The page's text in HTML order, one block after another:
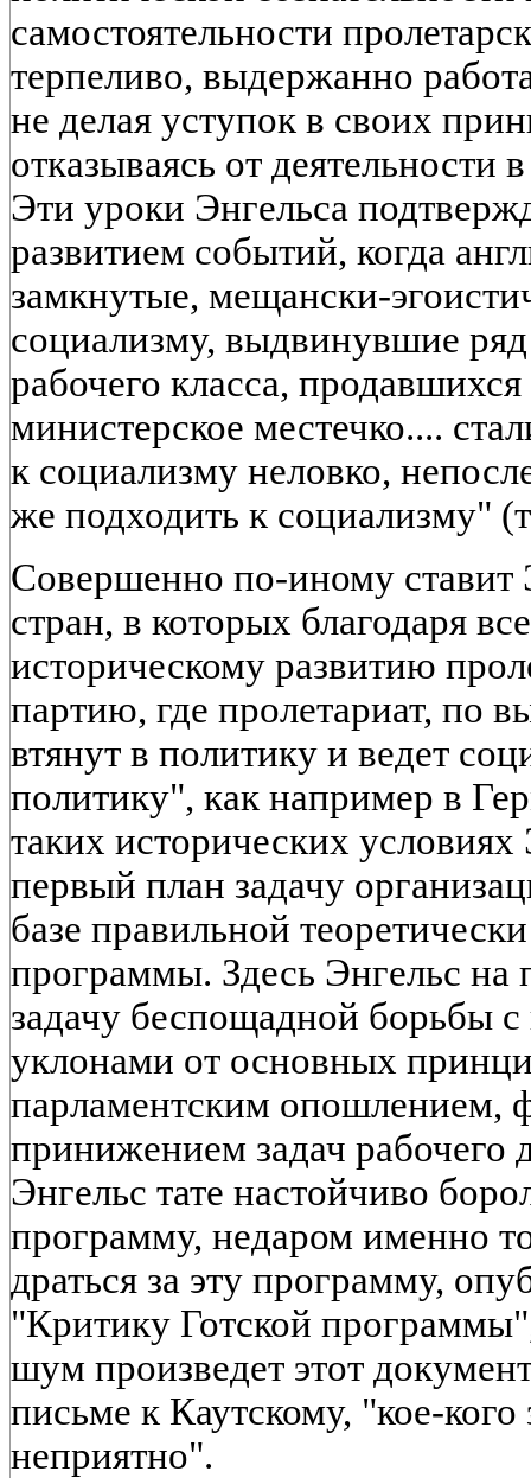
самостоятельности
терпеливо, выдержанно
не делая уступок в своих
отказываясь от деятельности
Эти уроки Энгельса
развитием событий, когда
замкнутые, мещански-
социализму, выдвинувшие
рабочего класса,
министерское местечко....
к социализму неловко,
же подходить к социализму"
Совершенно по-иному ставит
стран, в которых благодаря
историческому развитию
партию, где пролетариат, по
втянут в политику и ведет
политику", как например в
таких исторических
первый план задачу
базе правильной
программы. Здесь Энгельс на
задачу беспощадной борьбы
уклонами от основных
парламентским опошлением,
принижением задач
Энгельс тате настойчиво
программу, недаром именно
драться за эту программу,
"Критику Готской
шум произведет этот
письме к Каутскому, "кое-кого
неприятно".